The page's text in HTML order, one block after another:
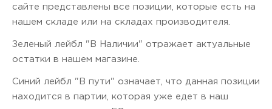
сайте представлены все позиции, которые есть на
нашем складе или на складах производителя.
Зеленый лейбл "В Наличии" отражает актуальные
остатки в нашем магазине.
Синий лейбл "В пути" означает, что данная позиции
находится в партии, которая уже едет в наш